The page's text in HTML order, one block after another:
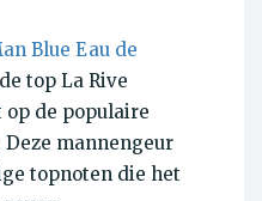
Blue Eau de
top La Rive
de populaire
Deze mannengeur
topnoten die het